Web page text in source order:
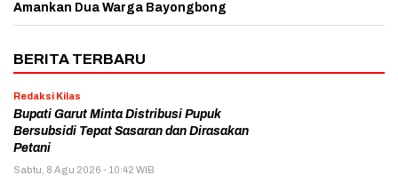
Amankan Dua Warga Bayongbong
BERITA TERBARU
Redaksi Kilas
Bupati Garut Minta Distribusi Pupuk
Bersubsidi Tepat Sasaran dan Dirasakan
Petani
Sabtu, 8 Agu 2026 - 10:42 WIB